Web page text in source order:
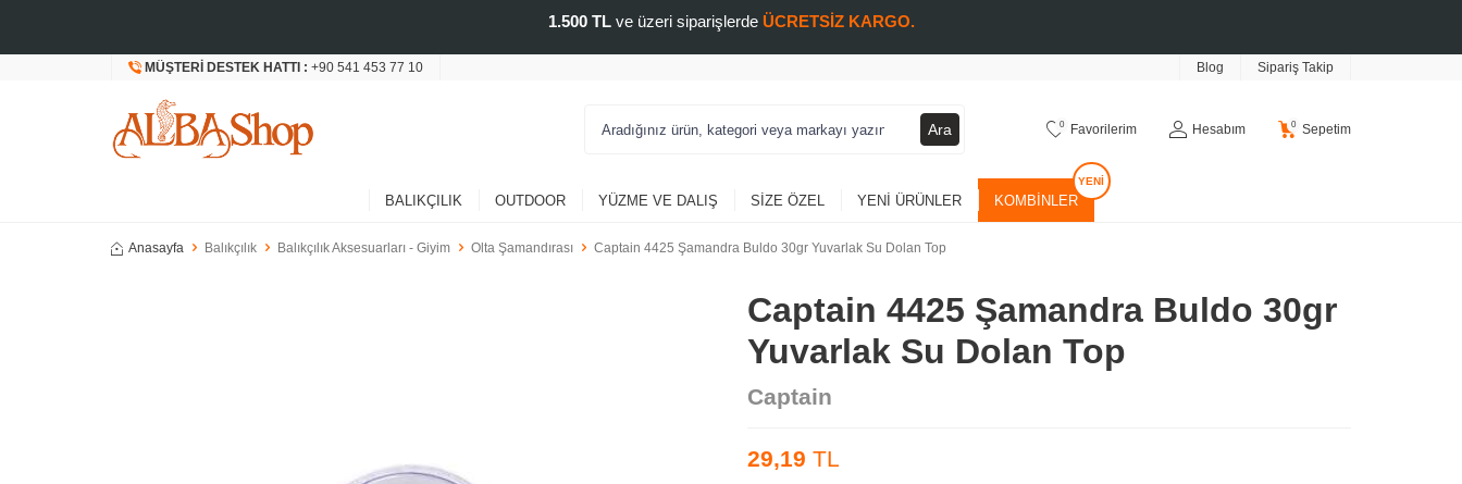
1.500 TLve üzeri siparişlerde ÜCRETSİZ KARGO.
MÜŞTERI DESTEK HATTI : +90 541 453 77 10 Blog Sipariş Takip
Ara 0 Favorilerim Hesabım 0 Sepetim
BALIKÇILIK OUTDOOR YÜZME VE DALIŞ SIZE ÖZEL YENI ÜRÜNLER KOMBINLER
Anasayfa Balıkçılık Balıkçılık Aksesuarları - Giyim Olta Şamandırası Captain 4425 Şamandra Buldo 30gr Yuvarlak Su Dolan Top
Captain 4425 Şamandra Buldo 30gr
Yuvarlak Su Dolan Top
Captain
29,19 TL